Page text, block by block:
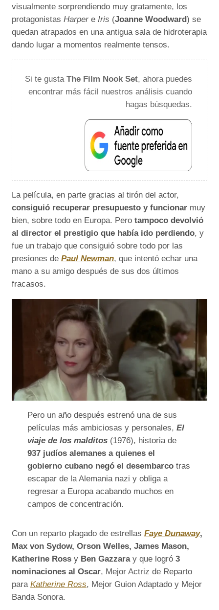
visualmente sorprendiendo muy gratamente, los
protagonistas Harper e Iris (Joanne Woodward) se
quedan atrapados en una antigua sala de hidroterapia
dando lugar a momentos realmente tensos.
Si te gusta The Film Nook Set, ahora puedes
encontrar más fácil nuestros análisis cuando
hagas búsquedas.
La película, en parte gracias al tirón del actor,
consiguió recuperar presupuesto y funcionar muy
bien, sobre todo en Europa. Pero tampoco devolvió
al director el prestigio que había ido perdiendo, y
fue un trabajo que consiguió sobre todo por las
presiones de Paul Newman, que intentó echar una
mano a su amigo después de sus dos últimos
fracasos.
Pero un año después estrenó una de sus
películas más ambiciosas y personales, El
viaje de los malditos (1976), historia de
937 judíos alemanes a quienes el
gobierno cubano negó el desembarco tras
escapar de la Alemania nazi y obliga a
regresar a Europa acabando muchos en
campos de concentración.
Con un reparto plagado de estrellas Faye Dunaway,
Max von Sydow, Orson Welles, James Mason,
Katherine Ross y Ben Gazzaray que logró 3
nominaciones al Oscar, Mejor Actriz de Reparto
para Katherine Ross, Mejor Guion Adaptado y Mejor
Banda Sonora.